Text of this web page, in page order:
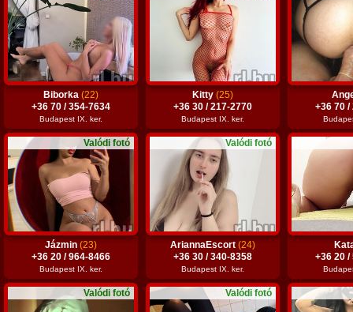
Biborka (22)
+36 70 / 354-7634
Budapest IX. ker.
Kitty (25)
+36 30 / 217-2770
Budapest IX. ker.
+36 70 /
Valódi fotó
Jázmin (23)
+36 20 / 964-8466
Budapest IX. ker.
Valódi fotó
AriannaEscort (24)
+36 30 / 340-8358
Budapest IX. ker.
+36 20 /
Valódi fotó Valódi fotó